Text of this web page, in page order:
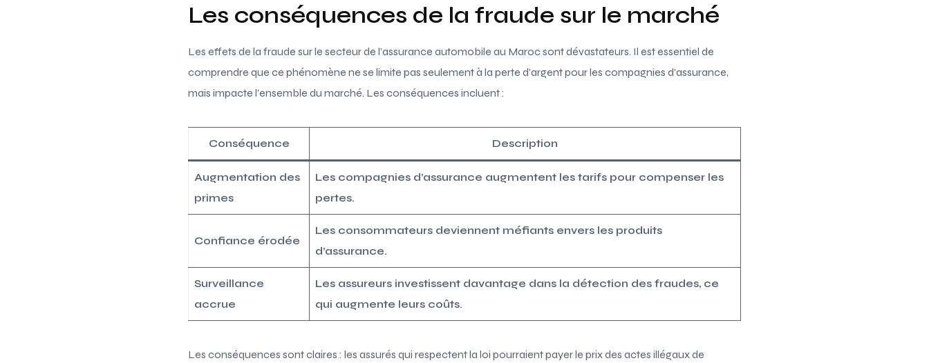
Les conséquences de la fraude sur le marché
Les effets de la fraude sur le secteur de l’assurance automobile au Maroc sont dévastateurs. Il est essentiel de
comprendre que ce phénomène ne se limite pas seulement à la perte d’argent pour les compagnies d’assurance,
mais impacte l’ensemble du marché. Les conséquences incluent :
Conséquence Description
Augmentation des
primes
Les compagnies d’assurance augmentent les tarifs pour compenser les
pertes.
Confiance érodée
Les consommateurs deviennent méfiants envers les produits
d’assurance.
Surveillance
accrue
Les assureurs investissent davantage dans la détection des fraudes, ce
qui augmente leurs coûts.
Les conséquences sont claires : les assurés qui respectent la loi pourraient payer le prix des actes illégaux de